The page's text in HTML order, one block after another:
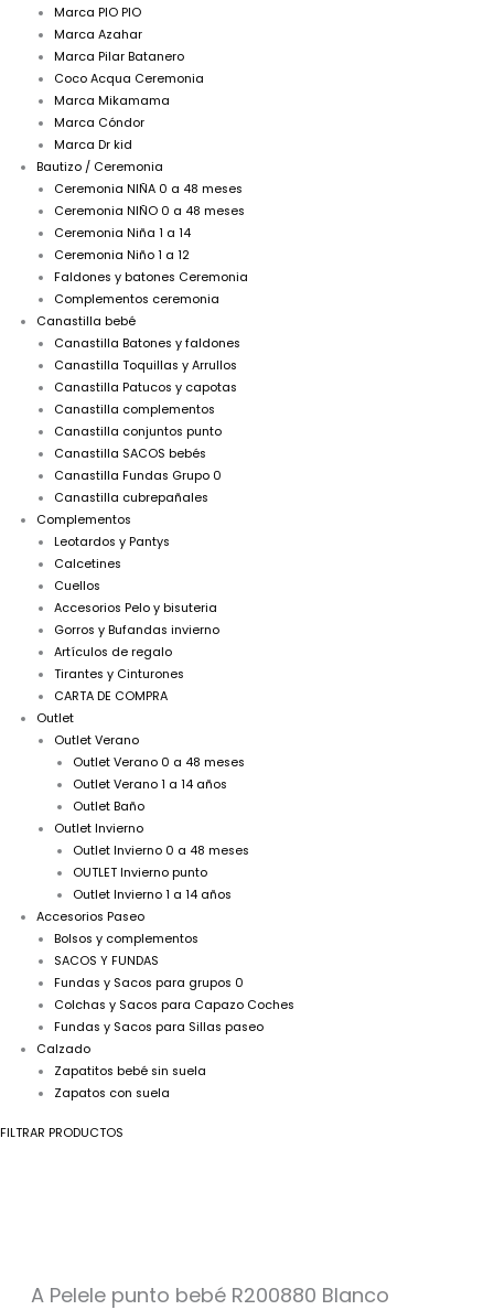
Marca PIO PIO
Marca Azahar
Marca Pilar Batanero
Coco Acqua Ceremonia
Marca Mikamama
Marca Cóndor
Marca Dr kid
Bautizo / Ceremonia
Ceremonia NIÑA 0 a 48 meses
Ceremonia NIÑO 0 a 48 meses
Ceremonia Niña 1 a 14
Ceremonia Niño 1 a 12
Faldones y batones Ceremonia
Complementos ceremonia
Canastilla bebé
Canastilla Batones y faldones
Canastilla Toquillas y Arrullos
Canastilla Patucos y capotas
Canastilla complementos
Canastilla conjuntos punto
Canastilla SACOS bebés
Canastilla Fundas Grupo 0
Canastilla cubrepañales
Complementos
Leotardos y Pantys
Calcetines
Cuellos
Accesorios Pelo y bisuteria
Gorros y Bufandas invierno
Artículos de regalo
Tirantes y Cinturones
CARTA DE COMPRA
Outlet
Outlet Verano
Outlet Verano 0 a 48 meses
Outlet Verano 1 a 14 años
Outlet Baño
Outlet Invierno
Outlet Invierno 0 a 48 meses
OUTLET Invierno punto
Outlet Invierno 1 a 14 años
Accesorios Paseo
Bolsos y complementos
SACOS Y FUNDAS
Fundas y Sacos para grupos 0
Colchas y Sacos para Capazo Coches
Fundas y Sacos para Sillas paseo
Calzado
Zapatitos bebé sin suela
Zapatos con suela
FILTRAR PRODUCTOS
A Pelele punto bebé R200880 Blanco
Blanco